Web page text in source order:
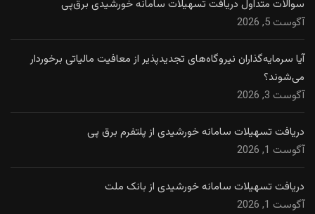
سوالات متداول دریافت تسهیلات سامانه خورشیدی برق‌پی
آگوست 5, 2026
آیا سرمایه‌گذاران نیروگاه‌های تجدیدپذیر از معافیت مالیاتی برخوردار
می‌شوند؟
آگوست 3, 2026
دریافت تسهیلات سامانه خورشیدی از پلتفرم برق پی
آگوست 1, 2026
دریافت تسهیلات سامانه خورشیدی از بانک ملت
آگوست 1, 2026